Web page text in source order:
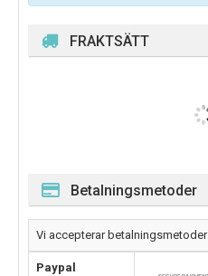
FRAKTSÄTT
Betalningsmetoder
Vi accepterar betalningsmetoder
Paypal